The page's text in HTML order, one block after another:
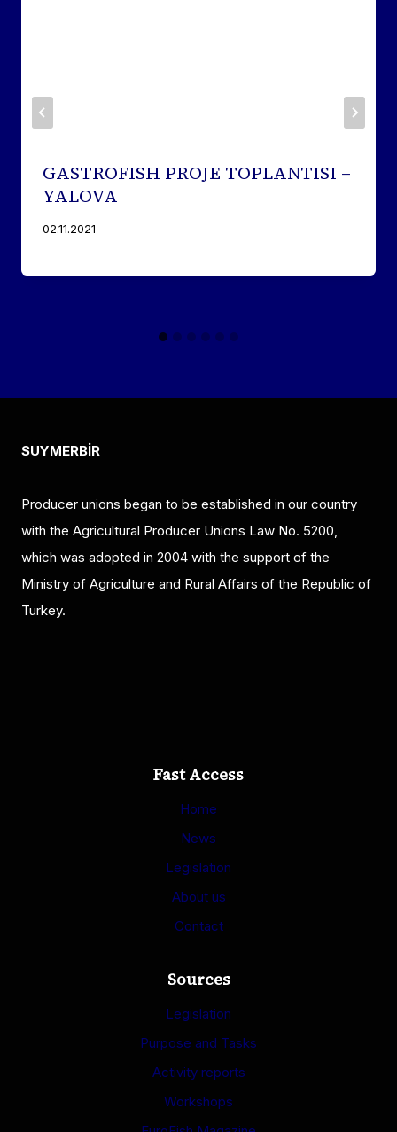
GASTROFISH PROJE TOPLANTISI –
YALOVA
02.11.2021
SUYMERBİR
Producer unions began to be established in our country
with the Agricultural Producer Unions Law No. 5200,
which was adopted in 2004 with the support of the
Ministry of Agriculture and Rural Affairs of the Republic of
Turkey.
Fast Access
Home
News
Legislation
About us
Contact
Sources
Legislation
Purpose and Tasks
Activity reports
Workshops